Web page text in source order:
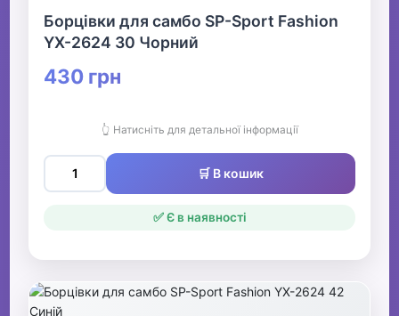
Борцівки для самбо SP-Sport Fashion
YX-2624 30 Чорний
430 грн
👆 Натисніть для детальної інформації
🛒 В кошик
✅ Є в наявності